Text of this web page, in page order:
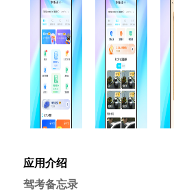
应用介绍
驾考备忘录